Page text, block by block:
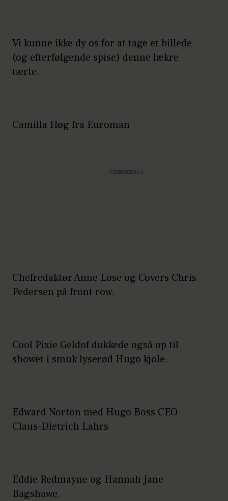
Vi kunne ikke dy os for at tage et billede
(og efterfølgende spise) denne lækre
tærte.
Camilla Høg fra Euroman
Annonce
Chefredaktør Anne Lose og Covers Chris
Pedersen på front row.
Cool Pixie Geldof dukkede også op til
showet i smuk lyserød Hugo kjole.
Edward Norton med Hugo Boss CEO
Claus-Dietrich Lahrs
Eddie Redmayne og Hannah Jane
Bagshawe.